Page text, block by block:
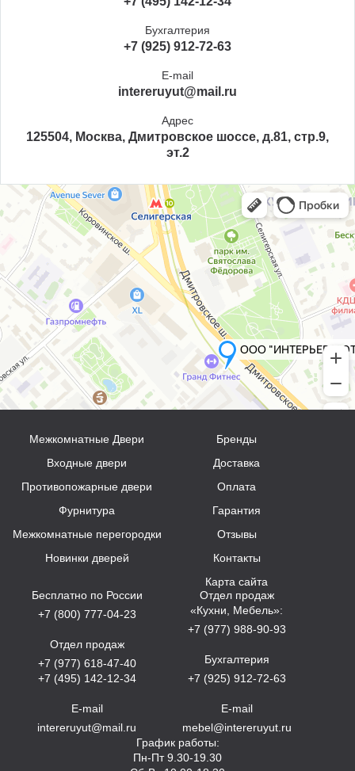
Бухгалтерия
+7 (925) 912-72-63
E-mail
intereruyut@mail.ru
Адрес
125504, Москва, Дмитровское шоссе, д.81, стр.9,
эт.2
Межкомнатные Двери
Входные двери
Противопожарные двери
Фурнитура
Межкомнатные перегородки
Новинки дверей
Бренды
Доставка
Оплата
Гарантия
Отзывы
Контакты
Карта сайта
Бесплатно по России
+7 (800) 777-04-23
Отдел продаж
+7 (977) 618-47-40
+7 (495) 142-12-34
E-mail
intereruyut@mail.ru
Отдел продаж
«Кухни, Мебель»:
+7 (977) 988-90-93
Бухгалтерия
+7 (925) 912-72-63
E-mail
mebel@intereruyut.ru
График работы:
Пн-Пт 9.30-19.30